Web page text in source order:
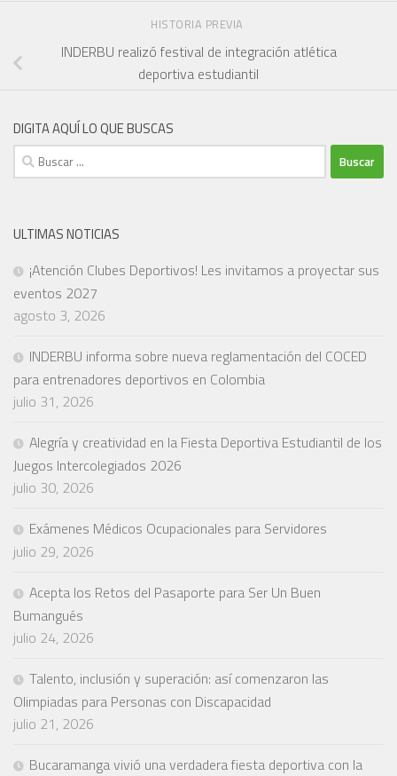
HISTORIA PREVIA
INDERBU realizó festival de integración atlética
deportiva estudiantil
DIGITA AQUÍ LO QUE BUSCAS
Buscar:
ULTIMAS NOTICIAS
¡Atención Clubes Deportivos! Les invitamos a proyectar sus
eventos 2027
agosto 3, 2026
INDERBU informa sobre nueva reglamentación del COCED
para entrenadores deportivos en Colombia
julio 31, 2026
Alegría y creatividad en la Fiesta Deportiva Estudiantil de los
Juegos Intercolegiados 2026
julio 30, 2026
Exámenes Médicos Ocupacionales para Servidores
julio 29, 2026
Acepta los Retos del Pasaporte para Ser Un Buen
Bumangués
julio 24, 2026
Talento, inclusión y superación: así comenzaron las
Olimpiadas para Personas con Discapacidad
julio 21, 2026
Bucaramanga vivió una verdadera fiesta deportiva con la